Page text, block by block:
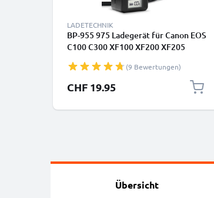
LADETECHNIK
BP-955 975 Ladegerät für Canon EOS
C100 C300 XF100 XF200 XF205
XM2 Kamera-Akkus von CELLONIC
(9 Bewertungen)
CHF 19.95
Übersicht